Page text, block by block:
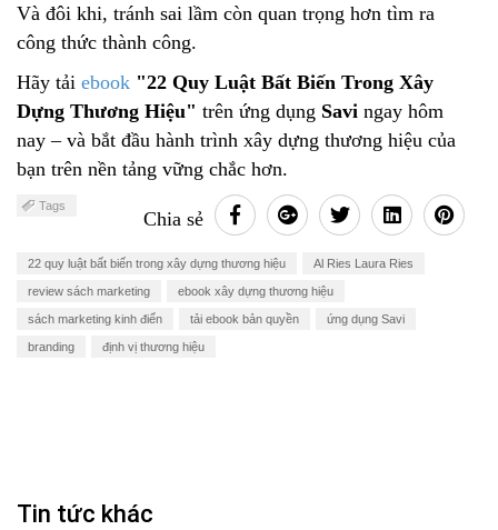
Và đôi khi, tránh sai lầm còn quan trọng hơn tìm ra
công thức thành công.
Hãy tải ebook "22 Quy Luật Bất Biến Trong Xây
Dựng Thương Hiệu" trên ứng dụng Savi ngay hôm
nay – và bắt đầu hành trình xây dựng thương hiệu của
bạn trên nền tảng vững chắc hơn.
Chia sẻ
Tags
22 quy luật bất biến trong xây dựng thương hiệu Al Ries Laura Ries
review sách marketing ebook xây dựng thương hiệu
sách marketing kinh điển tải ebook bản quyền ứng dụng Savi
branding định vị thương hiệu
Tin tức khác